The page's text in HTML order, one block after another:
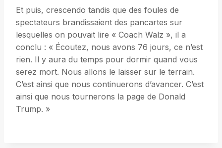
Et puis, crescendo tandis que des foules de
spectateurs brandissaient des pancartes sur
lesquelles on pouvait lire « Coach Walz », il a
conclu : « Écoutez, nous avons 76 jours, ce n’est
rien. Il y aura du temps pour dormir quand vous
serez mort. Nous allons le laisser sur le terrain.
C’est ainsi que nous continuerons d’avancer. C’est
ainsi que nous tournerons la page de Donald
Trump. »